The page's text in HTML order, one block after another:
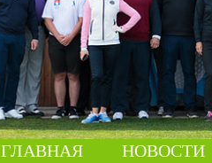
ГЛАВНАЯ НОВОСТИ